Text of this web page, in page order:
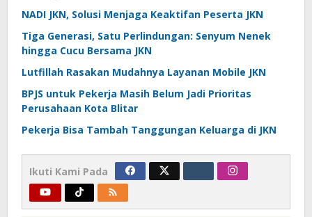
NADI JKN, Solusi Menjaga Keaktifan Peserta JKN
Tiga Generasi, Satu Perlindungan: Senyum Nenek
hingga Cucu Bersama JKN
Lutfillah Rasakan Mudahnya Layanan Mobile JKN
BPJS untuk Pekerja Masih Belum Jadi Prioritas
Perusahaan Kota Blitar
Pekerja Bisa Tambah Tanggungan Keluarga di JKN
Ikuti Kami Pada